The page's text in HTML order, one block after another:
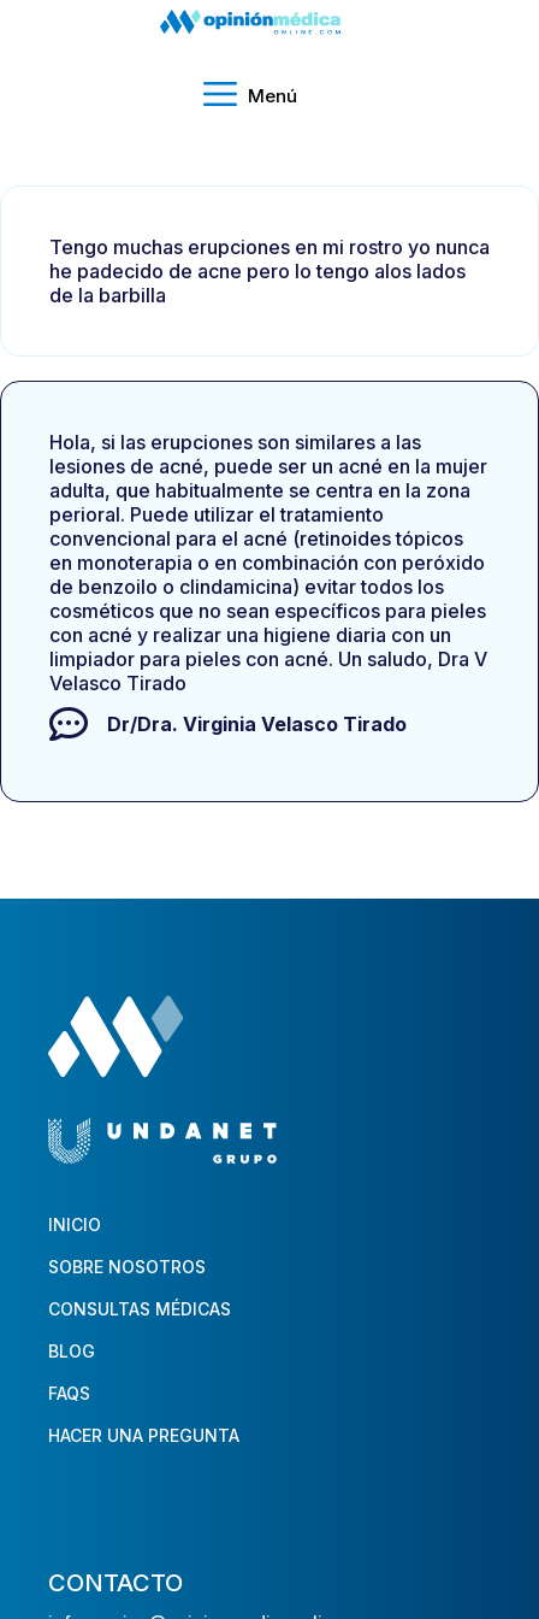
Menú
Tengo muchas erupciones en mi rostro yo nunca
he padecido de acne pero lo tengo alos lados
de la barbilla
Hola, si las erupciones son similares a las
lesiones de acné, puede ser un acné en la mujer
adulta, que habitualmente se centra en la zona
perioral. Puede utilizar el tratamiento
convencional para el acné (retinoides tópicos
en monoterapia o en combinación con peróxido
de benzoilo o clindamicina) evitar todos los
cosméticos que no sean específicos para pieles
con acné y realizar una higiene diaria con un
limpiador para pieles con acné. Un saludo, Dra V
Velasco Tirado
Dr/Dra. Virginia Velasco Tirado
INICIO
SOBRE NOSOTROS
CONSULTAS MÉDICAS
BLOG
FAQS
HACER UNA PREGUNTA
CONTACTO